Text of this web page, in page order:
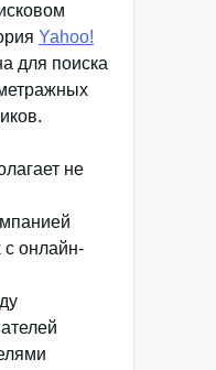
Yahoo!
для поиска
не
с онлайн-